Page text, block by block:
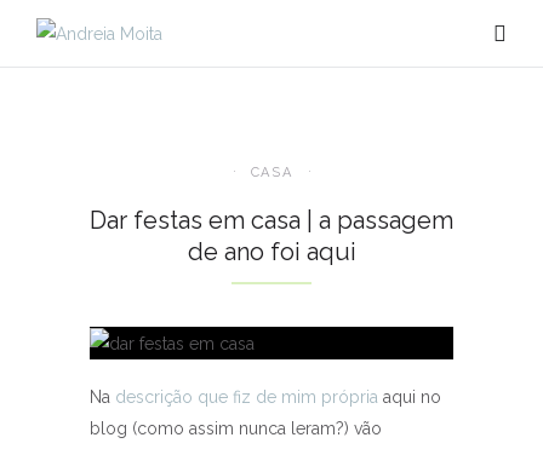
CASA
Dar festas em casa | a passagem
de ano foi aqui
Na descrição que fiz de mim própria aqui no
blog (como assim nunca leram?) vão